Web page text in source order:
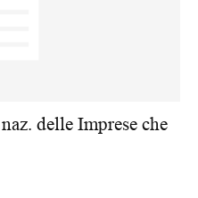
delle Imprese che